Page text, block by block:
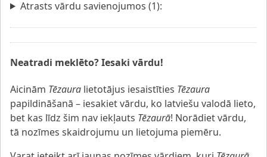
Atrasts vārdu savienojumos (1):
Neatradi meklēto? Iesaki vārdu!
Aicinām Tēzaura lietotājus iesaistīties Tēzaura
papildināšanā – iesakiet vārdu, ko latviešu valodā lieto,
bet kas līdz šim nav iekļauts Tēzaurā! Norādiet vārdu,
tā nozīmes skaidrojumu un lietojuma piemēru.